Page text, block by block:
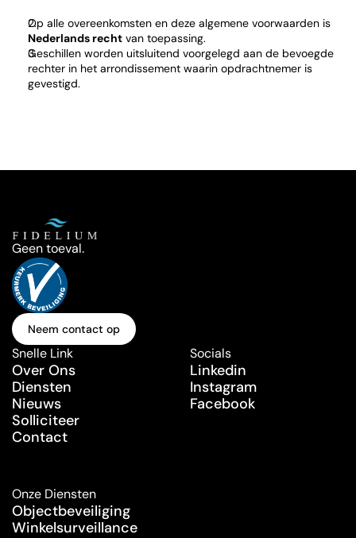
Nederlands recht van toepassing.
Geschillen worden uitsluitend voorgelegd aan de bevoegde
rechter in het arrondissement waarin opdrachtnemer is
gevestigd.
Geen toeval.
Neem contact op
Neem contact op
Snelle Link
Over Ons
Diensten
Nieuws
Solliciteer
Contact
Onze Diensten
Objectbeveiliging
Winkelsurveillance
Socials
Linkedin
Instagram
Facebook